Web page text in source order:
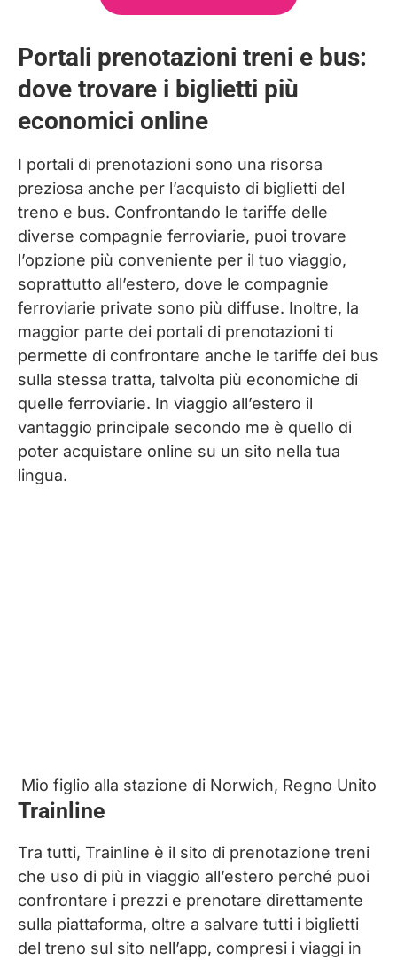
Portali prenotazioni treni e bus:
dove trovare i biglietti più
economici online
I portali di prenotazioni sono una risorsa
preziosa anche per l’acquisto di biglietti del
treno e bus. Confrontando le tariffe delle
diverse compagnie ferroviarie, puoi trovare
l’opzione più conveniente per il tuo viaggio,
soprattutto all’estero, dove le compagnie
ferroviarie private sono più diffuse. Inoltre, la
maggior parte dei portali di prenotazioni ti
permette di confrontare anche le tariffe dei bus
sulla stessa tratta, talvolta più economiche di
quelle ferroviarie. In viaggio all’estero il
vantaggio principale secondo me è quello di
poter acquistare online su un sito nella tua
lingua.
Mio figlio alla stazione di Norwich, Regno Unito
Trainline
Tra tutti, Trainline è il sito di prenotazione treni
che uso di più in viaggio all’estero perché puoi
confrontare i prezzi e prenotare direttamente
sulla piattaforma, oltre a salvare tutti i biglietti
del treno sul sito nell’app, compresi i viaggi in